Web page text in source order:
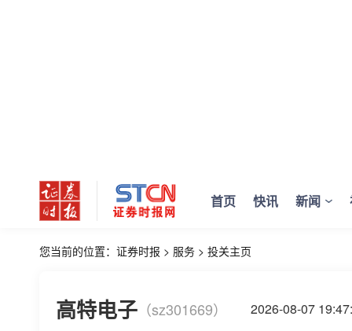
首页 快讯 新闻
您当前的位置： 证券时报 > 服务 > 投关主页
高特电子 （sz301669） 2026-08-07